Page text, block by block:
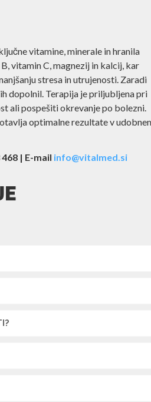
vitamine, minerale in hranila
vitamin C, magnezij in kalcij, kar
stresa in utrujenosti. Zaradi
dopolnil. Terapija je priljubljena pri
ali pospešiti okrevanje po bolezni.
optimalne rezultate v udobnem
| E-mailinfo@vitalmed.si